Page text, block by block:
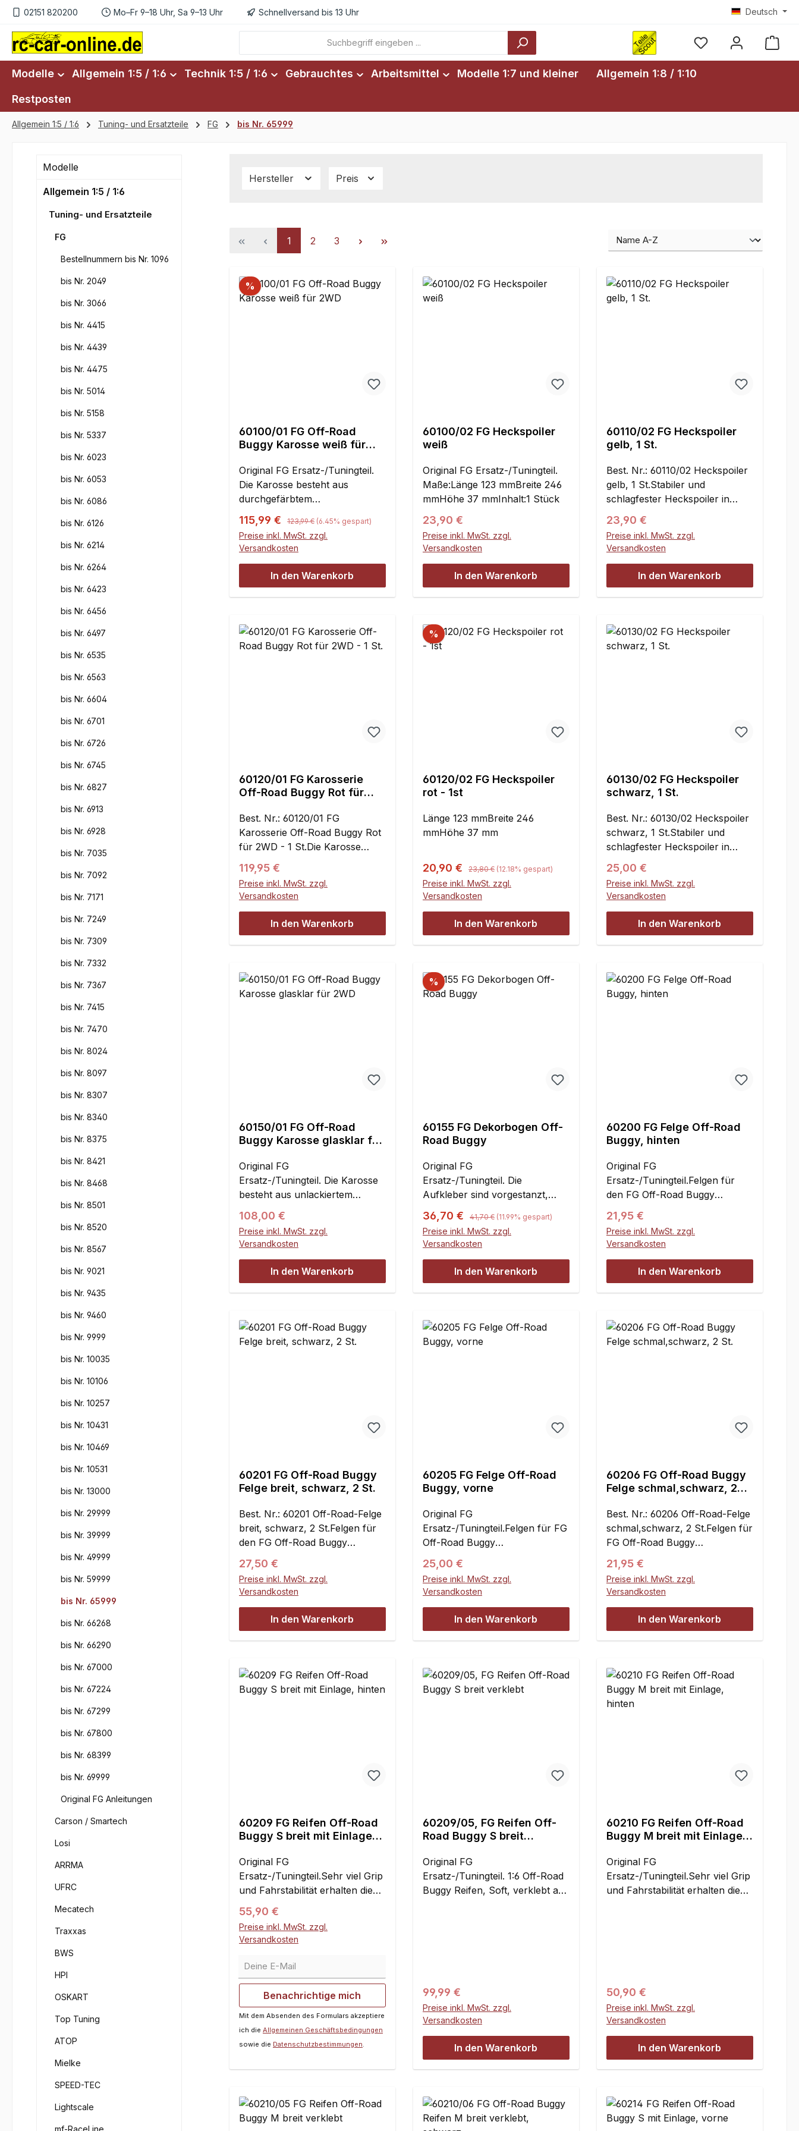
Hauptinhalt springen
Zur Suche springen
Zur Hauptnavigation springen
02151 820200 Mo–Fr 9–18 Uhr, Sa 9–13 Uhr Schnellversand bis 13 Uhr Deutsch
Modelle Allgemein 1:5 / 1:6 Technik 1:5 / 1:6 Gebrauchtes Arbeitsmittel Modelle 1:7 und kleiner Allgemein 1:8 / 1:10
Restposten
Allgemein 1:5 / 1:6 Tuning- und Ersatzteile FG bis Nr. 65999
Modelle
Allgemein 1:5 / 1:6
Tuning- und Ersatzteile
FG
Bestellnummern bis Nr. 1096
bis Nr. 2049
bis Nr. 3066
bis Nr. 4415
bis Nr. 4439
bis Nr. 4475
bis Nr. 5014
bis Nr. 5158
bis Nr. 5337
bis Nr. 6023
bis Nr. 6053
bis Nr. 6086
bis Nr. 6126
bis Nr. 6214
bis Nr. 6264
bis Nr. 6423
bis Nr. 6456
bis Nr. 6497
bis Nr. 6535
bis Nr. 6563
bis Nr. 6604
bis Nr. 6701
bis Nr. 6726
bis Nr. 6745
bis Nr. 6827
bis Nr. 6913
bis Nr. 6928
bis Nr. 7035
bis Nr. 7092
bis Nr. 7171
bis Nr. 7249
bis Nr. 7309
bis Nr. 7332
bis Nr. 7367
bis Nr. 7415
bis Nr. 7470
bis Nr. 8024
bis Nr. 8097
bis Nr. 8307
bis Nr. 8340
bis Nr. 8375
bis Nr. 8421
bis Nr. 8468
bis Nr. 8501
bis Nr. 8520
bis Nr. 8567
bis Nr. 9021
bis Nr. 9435
bis Nr. 9460
bis Nr. 9999
bis Nr. 10035
bis Nr. 10106
bis Nr. 10257
bis Nr. 10431
bis Nr. 10469
bis Nr. 10531
bis Nr. 13000
bis Nr. 29999
bis Nr. 39999
bis Nr. 49999
bis Nr. 59999
bis Nr. 65999
bis Nr. 66268
bis Nr. 66290
bis Nr. 67000
bis Nr. 67224
bis Nr. 67299
bis Nr. 67800
bis Nr. 68399
bis Nr. 69999
Original FG Anleitungen
Carson / Smartech
Losi
ARRMA
UFRC
Mecatech
Traxxas
BWS
HPI
OSKART
Top Tuning
ATOP
Mielke
SPEED-TEC
Lightscale
mf-RaceLine
Hersteller Preis
Seite
1 Seite
2 Seite
3
%
60100/01 FG Off-Road
Buggy Karosse weiß für
Original FG Ersatz-/Tuningteil.
Die Karosse besteht aus
durchgefärbtem
Polycarbonat.Der Dekorsatz ist
nicht im Preis
enthalten!Maße:Länge: 500
mmBreite: 285 mmHöhe: 155
mmInhalt:1 Stück
Verkaufspreis:
115,99 € Regulärer Preis:
123,99 € (6.45% gespart)
Preise inkl. MwSt. zzgl.
Versandkosten
In den Warenkorb
60100/02 FG Heckspoiler
weiß
Original FG Ersatz-/Tuningteil.
Maße:Länge 123 mmBreite 246
mmHöhe 37 mmInhalt:1 Stück
Regulärer Preis:
23,90 €
Preise inkl. MwSt. zzgl.
Versandkosten
In den Warenkorb
60110/02 FG Heckspoiler
gelb, 1 St.
Best. Nr.: 60110/02 Heckspoiler
gelb, 1 St.Stabiler und
schlagfester Heckspoiler in
gelb. Passend für die Off-Road-
Buggys Leopard 2, Leopard 4,
FG Off-Road Buggy und FG
Marder.
Regulärer Preis:
23,90 €
Preise inkl. MwSt. zzgl.
Versandkosten
In den Warenkorb
60120/01 FG Karosserie
Off-Road Buggy Rot für
Best. Nr.: 60120/01 FG
Karosserie Off-Road Buggy Rot
für 2WD - 1 St.Die Karosse
besteht aus durchgefärbtem
Polycarbonat.Der Dekorsatz ist
nicht im Preis enthalten!Länge
500 mmBreite 285 mmHöhe 155
Regulärer Preis:
119,95 €
Preise inkl. MwSt. zzgl.
Versandkosten
In den Warenkorb
%
60120/02 FG Heckspoiler
rot - 1st
Länge 123 mmBreite 246
mmHöhe 37 mm
Verkaufspreis:
20,90 € Regulärer Preis:
23,80 € (12.18% gespart)
Preise inkl. MwSt. zzgl.
Versandkosten
In den Warenkorb
60130/02 FG Heckspoiler
schwarz, 1 St.
Best. Nr.: 60130/02 Heckspoiler
schwarz, 1 St.Stabiler und
schlagfester Heckspoiler in
schwarz. Passend für die Off-
Road-Buggys Leopard 2,
Leopard 4, FG Off-Road Buggy
und FG Marder.
Regulärer Preis:
25,00 €
Preise inkl. MwSt. zzgl.
Versandkosten
In den Warenkorb
60150/01 FG Off-Road
Buggy Karosse glasklar für
Original FG
Ersatz-/Tuningteil. Die Karosse
besteht aus unlackiertem
Polycarbonat.Maße:Länge: 500
mmBreite: 285 mmHöhe: 155
mmHilfe zum Lackieren finden
Sie hier:
Regulärer Preis:
108,00 €
Preise inkl. MwSt. zzgl.
Versandkosten
In den Warenkorb
%
60155 FG Dekorbogen Off-
Road Buggy
Original FG
Ersatz-/Tuningteil. Die
Aufkleber sind vorgestanzt,
müssen also nicht mehr
ausgeschnitten werden.Inhalt:1
Stück
Verkaufspreis:
36,70 € Regulärer Preis:
41,70 € (11.99% gespart)
Preise inkl. MwSt. zzgl.
Versandkosten
In den Warenkorb
60200 FG Felge Off-Road
Buggy, hinten
Original FG
Ersatz-/Tuningteil.Felgen für
den FG Off-Road Buggy
hintenDurchmesser x Breite:
140 x 75 mm18 mm
VierkantaufnahmeInhalt:2 Stück
Regulärer Preis:
21,95 €
Preise inkl. MwSt. zzgl.
Versandkosten
In den Warenkorb
60201 FG Off-Road Buggy
Felge breit, schwarz, 2 St.
Best. Nr.: 60201 Off-Road-Felge
breit, schwarz, 2 St.Felgen für
den FG Off-Road Buggy
hinten.Durchmesser x Breite:
140 x 75 mm, 18 mm
Vierkantaufnahme.
Regulärer Preis:
27,50 €
Preise inkl. MwSt. zzgl.
Versandkosten
In den Warenkorb
60205 FG Felge Off-Road
Buggy, vorne
Original FG
Ersatz-/Tuningteil.Felgen für FG
Off-Road Buggy
vorneDurchmesser x Breite:
140 x 65 mm18 mm
VierkantaufnahmeInhalt:2 Stück
Regulärer Preis:
25,00 €
Preise inkl. MwSt. zzgl.
Versandkosten
In den Warenkorb
60206 FG Off-Road Buggy
Felge schmal,schwarz, 2
Best. Nr.: 60206 Off-Road-Felge
schmal,schwarz, 2 St.Felgen für
FG Off-Road Buggy
vorne.Durchmesser x Breite:
140 x 65 mm, 18 mm
Vierkantaufnahme.
Regulärer Preis:
21,95 €
Preise inkl. MwSt. zzgl.
Versandkosten
In den Warenkorb
60209 FG Reifen Off-Road
Buggy S breit mit Einlage,
Original FG
Ersatz-/Tuningteil.Sehr viel Grip
und Fahrstabilität erhalten die
Off-Road-Modelle bei der
Montage der neuen Off-Road S
Reifen. Den Off-Road Breitreifen
nur für die Hinterachse
verwenden.Maße:Durchmesser:
170 mmBreite: 80 mmInhalt:2
Stück
Regulärer Preis:
55,90 €
Preise inkl. MwSt. zzgl.
Versandkosten
Deine E-Mail
Benachrichtige mich
Mit dem Absenden des Formulars akzeptiere
ich die Allgemeinen Geschäftsbedingungen
sowie die Datenschutzbestimmungen.
60209/05, FG Reifen Off-
Road Buggy S breit
Original FG
Ersatz-/Tuningteil. 1:6 Off-Road
Buggy Reifen, Soft, verklebt auf
für 1:6 Fremdmodelle, hierzu ist
der Felgen-Vierkantmitnehmer
zu prüfen. Bei einem
Räderwechsel mit geändertem
Reifen-Außendurchmesser ist
evtl. die Getriebeübersetzung zu
Regulärer Preis:
99,99 €
Preise inkl. MwSt. zzgl.
Versandkosten
In den Warenkorb
60210 FG Reifen Off-Road
Buggy M breit mit Einlage,
Original FG
Ersatz-/Tuningteil.Sehr viel Grip
und Fahrstabilität erhalten die
Stück
Regulärer Preis:
50,90 €
Preise inkl. MwSt. zzgl.
Versandkosten
In den Warenkorb